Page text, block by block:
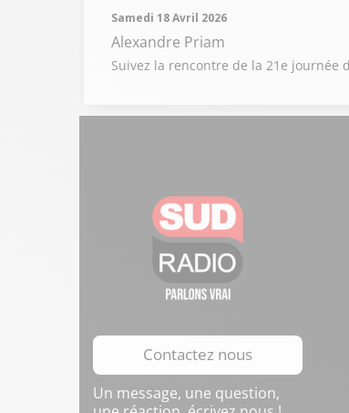
Samedi 18 Avril 2026
Alexandre Priam
Suivez la rencontre de la 21e journée
Contactez nous
Un message, une question,